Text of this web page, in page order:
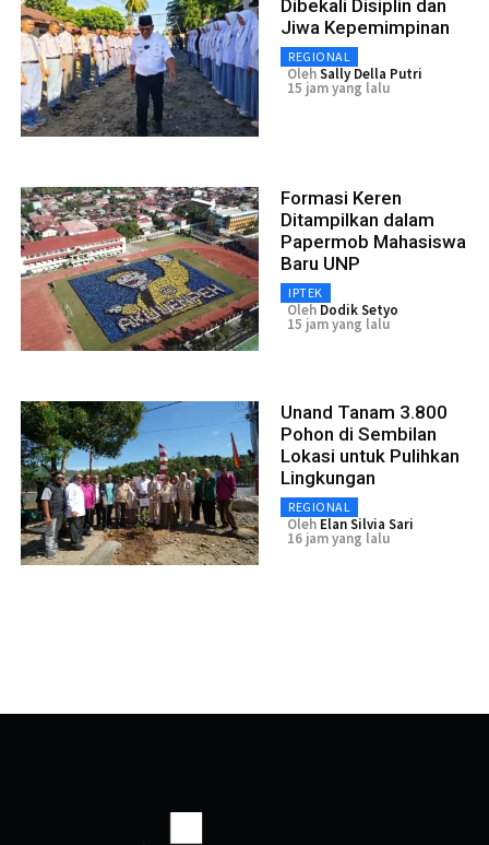
Dibekali Disiplin dan
Jiwa Kepemimpinan
REGIONAL
OlehSally Della Putri
15 jam yang lalu
Formasi Keren
Ditampilkan dalam
Papermob Mahasiswa
Baru UNP
IPTEK
Oleh Dodik Setyo
15 jam yang lalu
Unand Tanam 3.800
Pohon di Sembilan
Lokasi untuk Pulihkan
Lingkungan
REGIONAL
Oleh Elan Silvia Sari
16 jam yang lalu